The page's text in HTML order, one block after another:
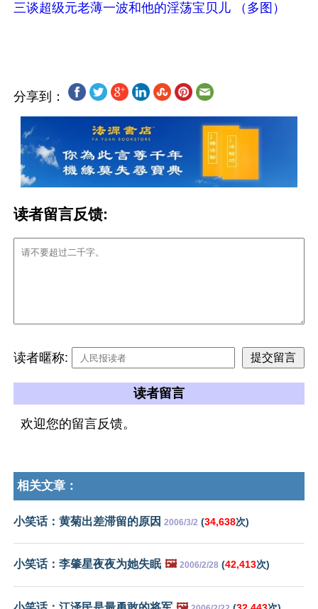
三谈超级元老薄一波和他的淫荡宝贝儿 （多图）
分享到：
读者留言反馈:
读者暱称:
读者留言
欢迎您的留言反馈。
相关文章：
小笑话：黄菊出差滞留的原因 2006/3/2 (34,638次)
小笑话：李肇星夜夜为她失眠 🖼️ 2006/2/28 (42,413次)